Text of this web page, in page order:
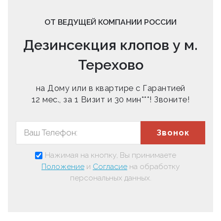
ОТ ВЕДУЩЕЙ КОМПАНИИ РОССИИ
Дезинсекция клопов у м.
Терехово
на Дому или в квартире с Гарантией
12 мес., за 1 Визит и 30 мин***! Звоните!
Звонок
Нажимая на кнопку, Вы принимаете
Положение и Согласие на обработку
персональных данных.